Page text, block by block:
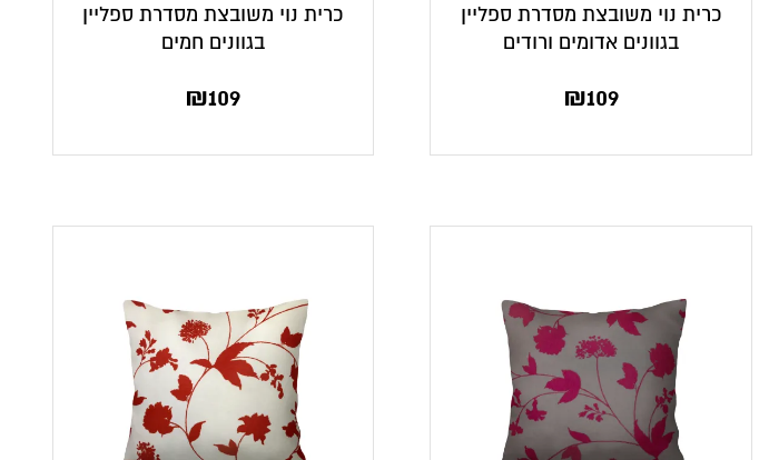
כרית נוי משובצת מסדרת ספליין
בגוונים אדומים ורודים
₪109
כרית נוי משובצת מסדרת ספליין
בגוונים חמים
₪109